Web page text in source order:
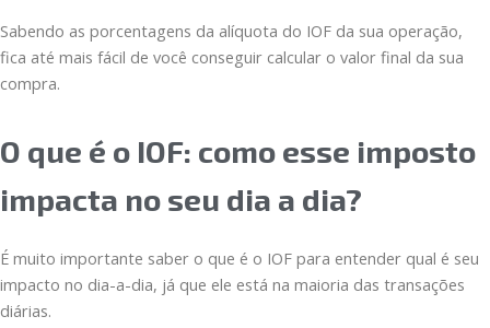
Sabendo as porcentagens da alíquota do IOF da sua operação,
fica até mais fácil de você conseguir calcular o valor final da sua
compra.
O que é o IOF: como esse imposto
impacta no seu dia a dia?
É muito importante saber o que é o IOF para entender qual é seu
impacto no dia-a-dia, já que ele está na maioria das transações
diárias.